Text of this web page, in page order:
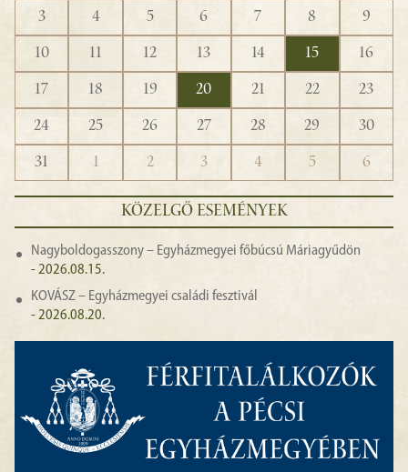
3
4 5 6 7 8
9
10
11 12 13 14 15
16
17
18 19 20 21 22
23
24
25 26 27 28 29
30
31
1 2 3 4 5 6
KÖZELGŐ ESEMÉNYEK
Nagyboldogasszony – Egyházmegyei főbúcsú Máriagyűdön
- 2026.08.15.
KOVÁSZ – Egyházmegyei családi fesztivál
- 2026.08.20.